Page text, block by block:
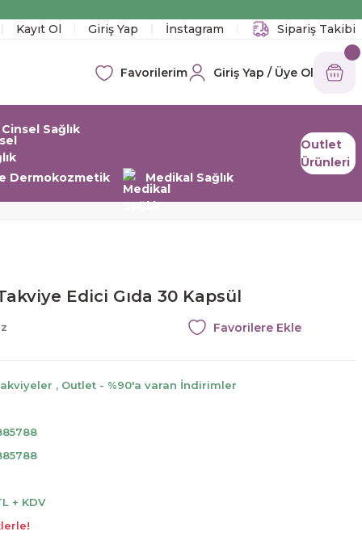
Kayıt Ol Giriş Yap İnstagram Sipariş Takibi
Favorilerim Giriş Yap / Üye Ol
Cinsel Sağlık
Dermokozmetik Medikal Sağlık
Outlet
Ürünleri
Edici Gıda 30 Kapsül
, Outlet - %90'a varan İndirimler
+ KDV